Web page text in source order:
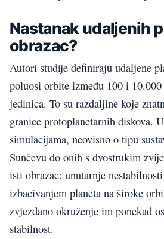
Nastanak udaljenih
obrazac?
Autori studije definiraju udaljene
poluosi orbite između 100 i
jedinica. To su razdaljine koje
granice protoplanetarnih diskova.
simulacijama, neovisno o tipu
Sunčevu do onih s dvostrukim
isti obrazac: unutarnje
izbacivanjem planeta na široke
zvjezdano okruženje im ponekad
stabilnost.